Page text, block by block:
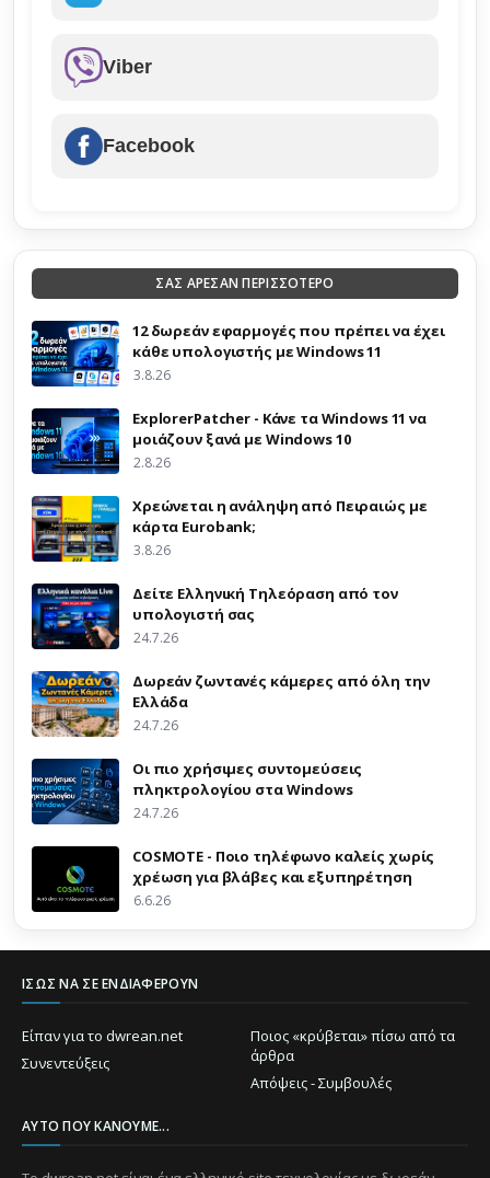
Viber
Facebook
ΣΑΣ ΑΡΕΣΑΝ ΠΕΡΙΣΣΟΤΕΡΟ
12 δωρεάν εφαρμογές που πρέπει να έχει
κάθε υπολογιστής με Windows 11
3.8.26
ExplorerPatcher - Κάνε τα Windows 11 να
μοιάζουν ξανά με Windows 10
2.8.26
Χρεώνεται η ανάληψη από Πειραιώς με
κάρτα Eurobank;
3.8.26
Δείτε Ελληνική Τηλεόραση από τον
υπολογιστή σας
24.7.26
Δωρεάν ζωντανές κάμερες από όλη την
Ελλάδα
24.7.26
Οι πιο χρήσιμες συντομεύσεις
πληκτρολογίου στα Windows
24.7.26
COSMOTE - Ποιο τηλέφωνο καλείς χωρίς
χρέωση για βλάβες και εξυπηρέτηση
6.6.26
ΊΣΩΣ ΝΑ ΣΕ ΕΝΔΙΑΦΈΡΟΥΝ
Είπαν για το dwrean.net
Ποιος «κρύβεται» πίσω από τα
άρθρα
Συνεντεύξεις
Απόψεις - Συμβουλές
ΑΥΤΌ ΠΟΥ ΚΆΝΟΥΜΕ...